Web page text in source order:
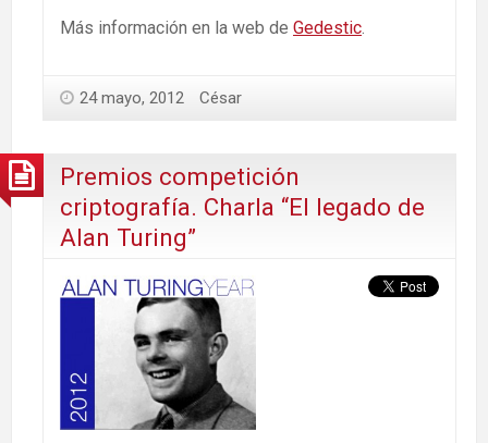
Más información en la web de Gedestic.
24 mayo, 2012 César
Premios competición
criptografía. Charla “El legado de
Alan Turing”